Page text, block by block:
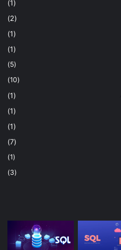
(1)
(2)
(1)
(1)
(5)
(10)
(1)
(1)
(1)
(7)
(1)
(3)